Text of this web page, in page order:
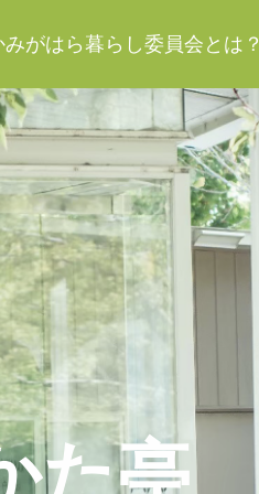
みがはら暮らし委員会とは？
た亭